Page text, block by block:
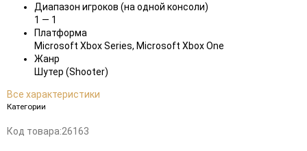
Диапазон игроков (на одной консоли)
1 — 1
Платформа
Microsoft Xbox Series, Microsoft Xbox One
Жанр
Шутер (Shooter)
Все характеристики
Категории
Код товара:26163